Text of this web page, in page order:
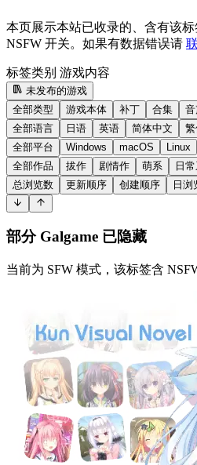
本页展示本站已收录的、含有该标
NSFW 开关。如果有数据错误请
标签类别 游戏内容
未发布的游戏
全部类型
游戏本体 补丁 合集
全部语言
日语 英语 简体中文
全部平台
Windows macOS Linux
全部作品
拔作 剧情作 萌系 日
总浏览数
更新顺序 创建顺序 日浏
部分 Galgame 已隐藏
当前为 SFW 模式，该标签含